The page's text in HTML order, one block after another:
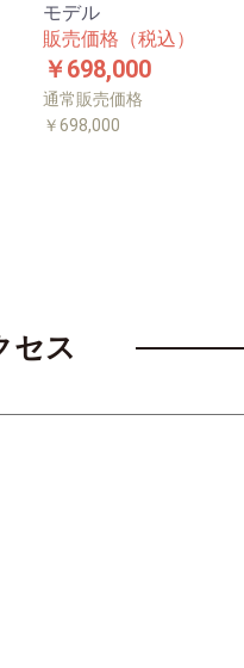
モデル
販売価格（税込）
￥698,000
通常販売価格
￥698,000
セス